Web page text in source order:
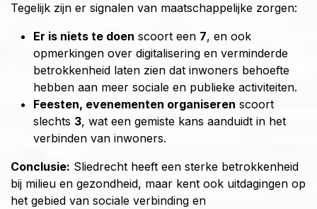
Tegelijk zijn er signalen van maatschappelijke zorgen:
Er is niets te doen scoort een 7, en ook
opmerkingen over digitalisering en verminderde
betrokkenheid laten zien dat inwoners behoefte
hebben aan meer sociale en publieke activiteiten.
Feesten, evenementen organiseren scoort
slechts 3, wat een gemiste kans aanduidt in het
verbinden van inwoners.
Conclusie: Sliedrecht heeft een sterke betrokkenheid
bij milieu en gezondheid, maar kent ook uitdagingen op
het gebied van sociale verbinding en